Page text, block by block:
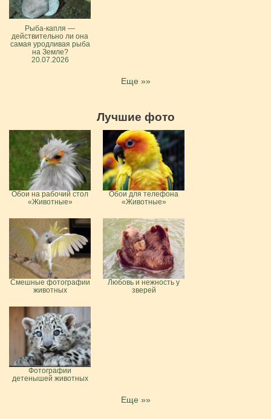
Рыба-капля —
действительно ли она
самая уродливая рыба
на Земле?
20.07.2026
Еще »»
Лучшие фото
Обои на рабочий стол
«Животные»
Обои для телефона
«Животные»
Смешные фотографии
животных
Любовь и нежность у
зверей
Фотографии
детенышей животных
Еще »»